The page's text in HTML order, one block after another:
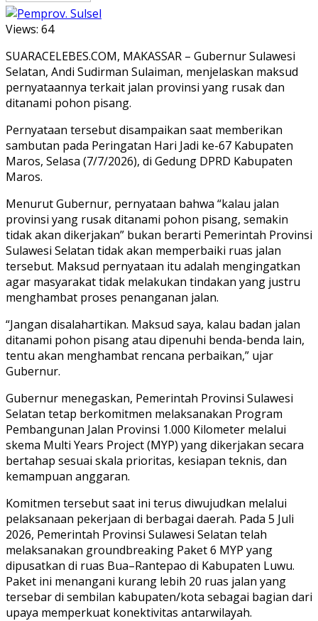
Views: 64
SUARACELEBES.COM, MAKASSAR – Gubernur Sulawesi
Selatan, Andi Sudirman Sulaiman, menjelaskan maksud
pernyataannya terkait jalan provinsi yang rusak dan
ditanami pohon pisang.
Pernyataan tersebut disampaikan saat memberikan
sambutan pada Peringatan Hari Jadi ke-67 Kabupaten
Maros, Selasa (7/7/2026), di Gedung DPRD Kabupaten
Maros.
Menurut Gubernur, pernyataan bahwa “kalau jalan
provinsi yang rusak ditanami pohon pisang, semakin
tidak akan dikerjakan” bukan berarti Pemerintah Provinsi
Sulawesi Selatan tidak akan memperbaiki ruas jalan
tersebut. Maksud pernyataan itu adalah mengingatkan
agar masyarakat tidak melakukan tindakan yang justru
menghambat proses penanganan jalan.
“Jangan disalahartikan. Maksud saya, kalau badan jalan
ditanami pohon pisang atau dipenuhi benda-benda lain,
tentu akan menghambat rencana perbaikan,” ujar
Gubernur.
Gubernur menegaskan, Pemerintah Provinsi Sulawesi
Selatan tetap berkomitmen melaksanakan Program
Pembangunan Jalan Provinsi 1.000 Kilometer melalui
skema Multi Years Project (MYP) yang dikerjakan secara
bertahap sesuai skala prioritas, kesiapan teknis, dan
kemampuan anggaran.
Komitmen tersebut saat ini terus diwujudkan melalui
pelaksanaan pekerjaan di berbagai daerah. Pada 5 Juli
2026, Pemerintah Provinsi Sulawesi Selatan telah
melaksanakan groundbreaking Paket 6 MYP yang
dipusatkan di ruas Bua–Rantepao di Kabupaten Luwu.
Paket ini menangani kurang lebih 20 ruas jalan yang
tersebar di sembilan kabupaten/kota sebagai bagian dari
upaya memperkuat konektivitas antarwilayah.